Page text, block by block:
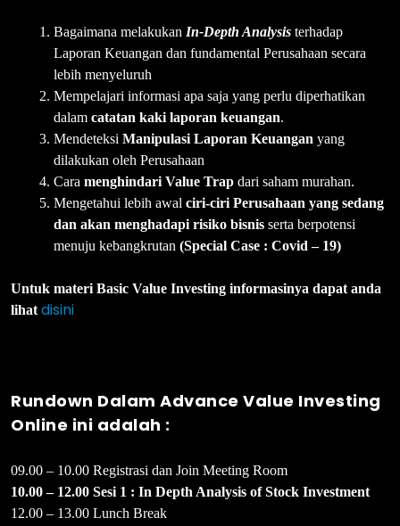
Bagaimana melakukan In-Depth Analysis terhadap
Laporan Keuangan dan fundamental Perusahaan secara
lebih menyeluruh
Mempelajari informasi apa saja yang perlu diperhatikan
dalam catatan kaki laporan keuangan.
Mendeteksi Manipulasi Laporan Keuangan yang
dilakukan oleh Perusahaan
Cara menghindari Value Trap dari saham murahan.
Mengetahui lebih awal ciri-ciri Perusahaan yang sedang
dan akan menghadapi risiko bisnis serta berpotensi
menuju kebangkrutan (Special Case : Covid – 19)
Untuk materi Basic Value Investing informasinya dapat anda
lihat disini
Rundown Dalam Advance Value Investing
Online ini adalah :
09.00 – 10.00 Registrasi dan Join Meeting Room
10.00 – 12.00 Sesi 1 : In Depth Analysis of Stock Investment
12.00 – 13.00 Lunch Break